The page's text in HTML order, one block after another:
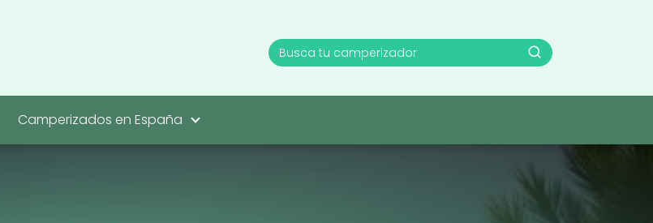
Camperizados en España